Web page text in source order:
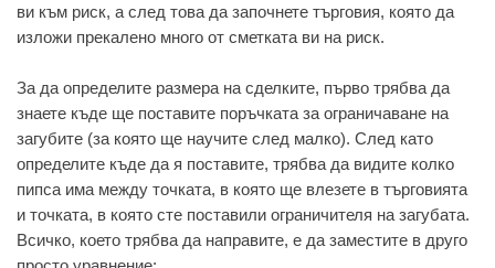
ви към риск, а след това да започнете търговия, която да
изложи прекалено много от сметката ви на риск.
За да определите размера на сделките, първо трябва да
знаете къде ще поставите поръчката за ограничаване на
загубите (за която ще научите след малко). След като
определите къде да я поставите, трябва да видите колко
пипса има между точката, в която ще влезете в търговията
и точката, в която сте поставили ограничителя на загубата.
Всичко, което трябва да направите, е да заместите в друго